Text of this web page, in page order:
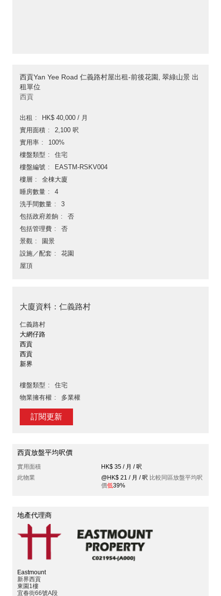
西貢Yan Yee Road 仁義路村屋出租-前後花園, 翠綠山景 出
租單位
西貢
出租
HK$ 40,000 / 月
實用面積
2,100 呎
實用率
100%
樓盤類型
住宅
樓盤編號
EASTM-RSKV004
樓層
全棟大廈
睡房數量
4
洗手間數量
3
包括政府差餉
否
包括管理費
否
景觀
園景
設施／配套
花園
屋頂
大廈資料：仁義路村
仁義路村
大網仔路
西貢
西貢
新界
樓盤類型
住宅
物業擁有權
多業權
訂閱更新
西貢放盤平均呎價
實用面積
HK$ 35 / 月 / 呎
此物業
@HK$ 21 / 月 / 呎 比較同區放盤平均呎
價低39%
地產代理商
Eastmount
新界西貢
東園1樓
宜春街66號A段